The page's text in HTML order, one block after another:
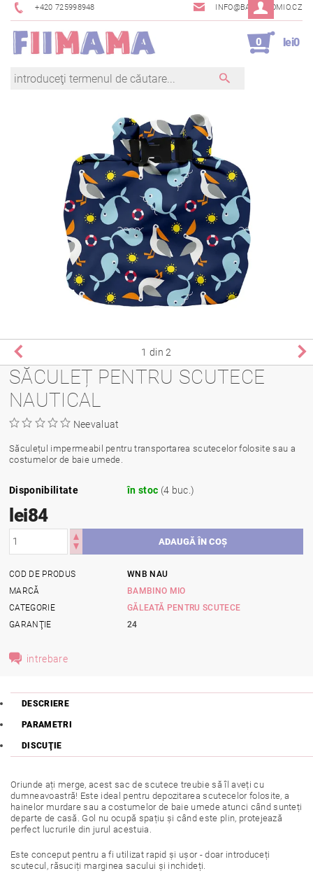
+420 725998948 INFO@BAMBINOMIO.CZ
0 lei0
1 din 2
SĂCULEȚ PENTRU SCUTECE
NAUTICAL
Neevaluat
Săculețul impermeabil pentru transportarea scutecelor folosite sau a
costumelor de baie umede.
Disponibilitate în stoc (4 buc.)
lei84
COD DE PRODUS
WNB NAU
MARCĂ
BAMBINO MIO
CATEGORIE
GĂLEATĂ PENTRU SCUTECE
GARANŢIE
24
intrebare
DESCRIERE
PARAMETRI
DISCUŢIE
Oriunde ați merge, acest sac de scutece treubie să îl aveți cu
dumneavoastră! Este ideal pentru depozitarea scutecelor folosite, a
hainelor murdare sau a costumelor de baie umede atunci când sunteți
departe de casă. Gol nu ocupă spațiu și când este plin, protejează
perfect lucrurile din jurul acestuia.
Este conceput pentru a fi utilizat rapid și ușor - doar introduceți
scutecul, răsuciți marginea sacului și inchideți.